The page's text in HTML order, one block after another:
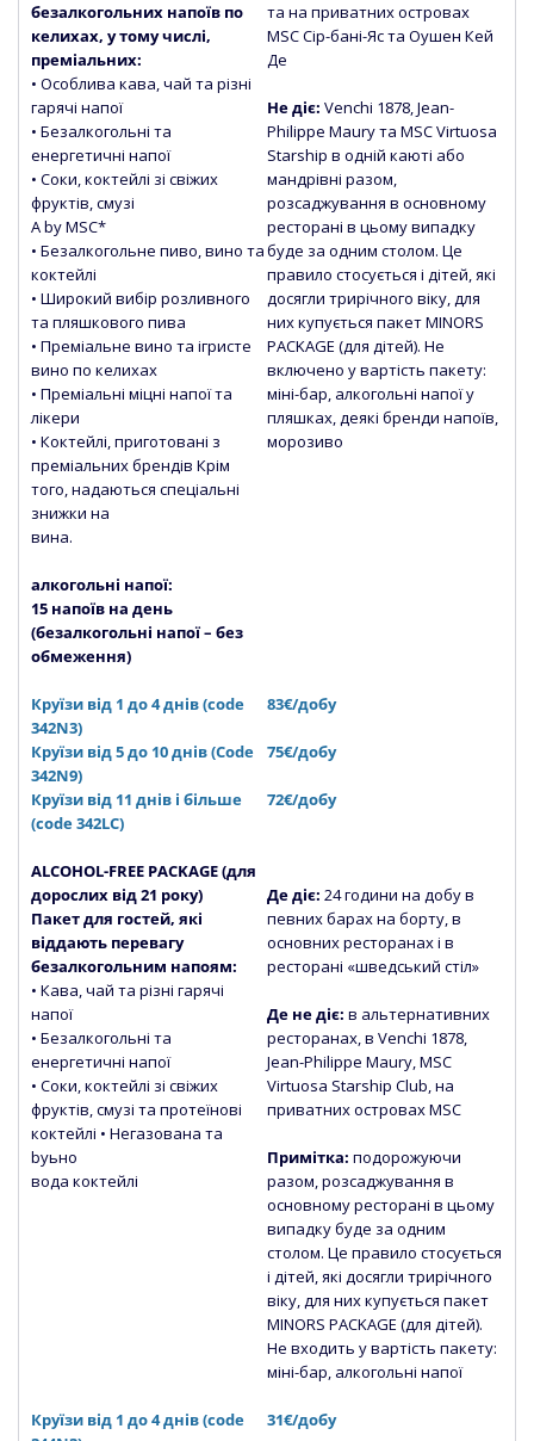
безалкогольних напоїв по
келихах, у тому числі,
преміальних:
• Особлива кава, чай та різні
гарячі напої
• Безалкогольні та
енергетичні напої
• Соки, коктейлі зі свіжих
фруктів, смузі
A by MSC*
• Безалкогольне пиво, вино та
коктейлі
• Широкий вибір розливного
та пляшкового пива
• Преміальне вино та ігристе
вино по келихах
• Преміальні міцні напої та
лікери
• Коктейлі, приготовані з
преміальних брендів Крім
того, надаються спеціальні
знижки на
вина.
алкогольні напої:
15 напоїв на день
(безалкогольні напої – без
обмеження)
та на приватних островах
MSC Сір-бані-Яс та Оушен Кей
Де
Не діє: Venchi 1878, Jean-
Philippe Maury та MSC Virtuosa
Starship в одній каюті або
мандрівні разом,
розсаджування в основному
ресторані в цьому випадку
буде за одним столом. Це
правило стосується і дітей, які
досягли трирічного віку, для
них купується пакет MINORS
PACKAGE (для дітей). Не
включено у вартість пакету:
міні-бар, алкогольні напої у
пляшках, деякі бренди напоїв,
морозиво
Круїзи від 1 до 4 днів (code
342N3)
83€/добу
Круїзи від 5 до 10 днів (Сode
342N9)
75€/добу
Круїзи від 11 днів і більше
(code 342LC)
72€/добу
ALCOHOL-FREE PACKAGE (для
дорослих від 21 року)
Пакет для гостей, які
віддають перевагу
безалкогольним напоям:
• Кава, чай та різні гарячі
напої
• Безалкогольні та
енергетичні напої
• Соки, коктейлі зі свіжих
фруктів, смузі та протеїнові
коктейлі • Негазована та
byьно
вода коктейлі
Де діє: 24 години на добу в
певних барах на борту, в
основних ресторанах і в
ресторані «шведський стіл»
Де не діє: в альтернативних
ресторанах, в Venchi 1878,
Jean-Philippe Maury, MSC
Virtuosa Starship Club, на
приватних островах MSC
Примітка: подорожуючи
разом, розсаджування в
основному ресторані в цьому
випадку буде за одним
столом. Це правило стосується
і дітей, які досягли трирічного
віку, для них купується пакет
MINORS PACKAGE (для дітей).
Не входить у вартість пакету:
міні-бар, алкогольні напої
Круїзи від 1 до 4 днів (code
31€/добу